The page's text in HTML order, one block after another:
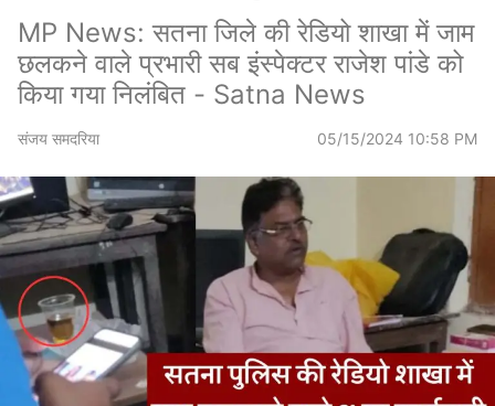
MP News: सतना जिले की रेडियो शाखा में जाम
छलकने वाले प्रभारी सब इंस्पेक्टर राजेश पांडे को
किया गया निलंबित - Satna News
संजय समदरिया 05/15/2024 10:58 PM